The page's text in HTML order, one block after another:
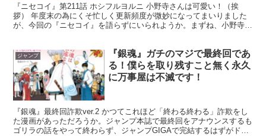
『ニセコイ』第211話 ホシフルヨルニ 小野寺さんは可愛い！（挨
拶） 年度末の為にくそ忙しく更新頻度が微妙になってまいりました
が、今回の『ニセコイ』を語らずにいられようか。まずね、小野寺さ
ジャンプ
『銀魂』ガチのマジで最終回であ
る！僕らを取り残すこと無く永久
に万事屋は不滅です！
『銀魂』最終回詐欺ver.2 かつてこれほど「終わる終わる」詐欺をし
た漫画があっただろうか。ジャンプ本誌で最終回をアナウンスするも
ゴリラの話をやって終わらず、ジャンプGIGAで完結するはずがドラ